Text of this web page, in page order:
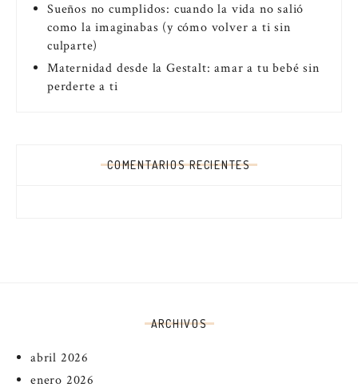
Sueños no cumplidos: cuando la vida no salió
como la imaginabas (y cómo volver a ti sin
culparte)
Maternidad desde la Gestalt: amar a tu bebé sin
perderte a ti
COMENTARIOS RECIENTES
ARCHIVOS
abril 2026
enero 2026